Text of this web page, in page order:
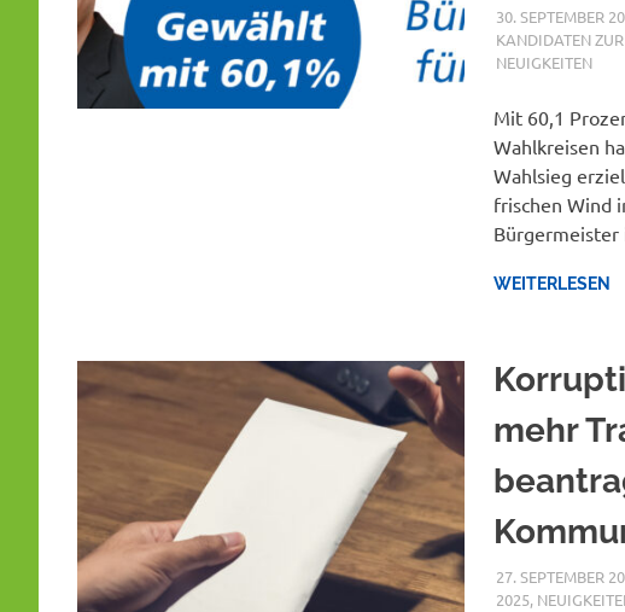
30. SEPTEMBER
KANDIDATEN
NEUIGKEITEN
Mit 60,1
Wahlkreisen
Wahlsieg
frischen Wind
WEITERLESEN
mehr
27. SEPTEMBER
2025,